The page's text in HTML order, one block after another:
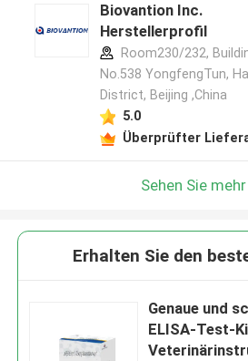
Biovantion Inc.
Herstellerprofil
Room230/232,
No.538 YongfengTun,
District, Beijing ,China
5.0
Überprüfter
Sehen Sie
Erhalten Sie den
Genaue und
ELISA-Test-